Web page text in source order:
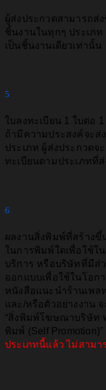
ผู้ส่งประกวดสามารถส่
ชิ้นงานในทุกๆ ประเภ
เป็นชิ้นงานเดียวเท่านั้น
5
ใบลงทะเบียน 1 ใบต่อ
ถ้ามีความประสงค์จะส่
ประเภท ผู้ส่งประกวดจ
ทะเบียนตามประเภทที่
6
ผลงานสิ่งพิมพ์ที่สร้างขึ้
ในการพิมพ์ใดเพื่อใช้
บริการ หรือบริษัทที่มีส่
ออกแบบเพื่อใช้ในโอก
หนังสือแนะนำร้านเพ
และ/หรือตัวอย่างงาน
“สิ่งพิมพ์โฆษณาบริษัท
พิมพ์ (Self Promotion)”
ประเภทนี้แล้ว ไม่สามา